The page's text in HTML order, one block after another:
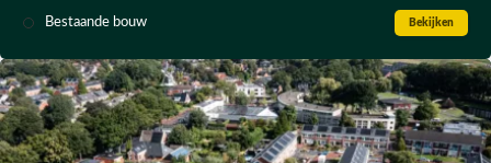
Bestaande bouw Bekijken